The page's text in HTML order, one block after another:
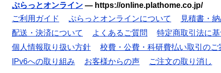
ぷらっとオンライン — https://online.plathome.co.jp/
ご利用ガイド
ぷらっとオンラインについて
見積書・
配送・決済について
よくあるご質問
特定商取引法に
個人情報取り扱い方針
校費・公費・科研費払い取引のご
IPv6への取り組み
お客様からの声 ご注文の取り消し